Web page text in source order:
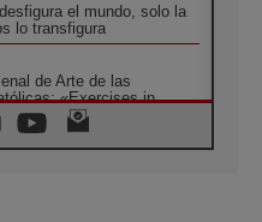
el mundo, solo la
lo transfigura
de Arte de las
«Exercises in